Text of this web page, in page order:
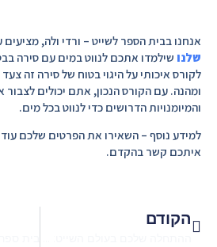
אנחנו בבית הספר לשייט – ורדי ולה, מציעים
שלנו שילמדו אתכם לנווט במים עם סירה
לקורס איכותי על היגוי בטוח של סירה זה
ומהנה. עם הקורס הנכון, אתם יכולים לצבור
והמיומנויות הדרושים כדי לנווט בכל מים.
למידע נוסף – השאירו את הפרטים שלכם עוד
איתכם קשר בהקדם.
הקודם